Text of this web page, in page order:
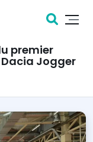
premier
Dacia Jogger